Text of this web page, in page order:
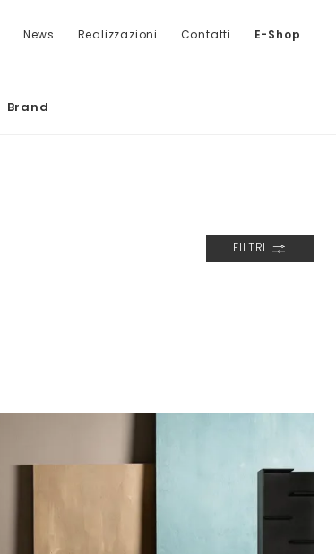
News Realizzazioni Contatti E-Shop
Brand
FILTRI